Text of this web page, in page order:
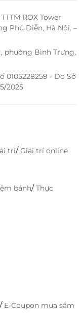
của Ecolife được
món quà là một
cảm giác gần gũi
của Ecolife
đảm bảo an toàn
bì của sản phẩm
lớn: Ecolife đã
lớn tin dùng
ROX Tower
Phú Diễn, Hà Nội. –
phường Bình Trưng,
0105228259 - Do Sở
2025
trí/Giải trí online
bánh/Thực
/ E-Coupon mua sắm